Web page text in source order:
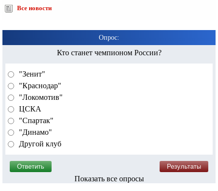
Все новости
Опрос:
Кто станет чемпионом России?
"Зенит"
"Краснодар"
"Локомотив"
ЦСКА
"Спартак"
"Динамо"
Другой клуб
Показать все опросы